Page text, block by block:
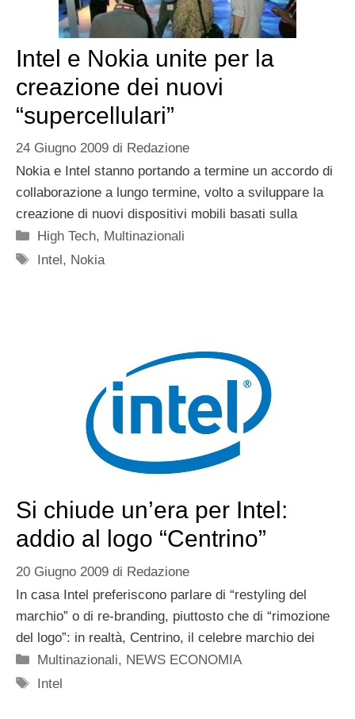
Intel e Nokia unite per la
creazione dei nuovi
“supercellulari”
24 Giugno 2009 di Redazione
Nokia e Intel stanno portando a termine un accordo di
collaborazione a lungo termine, volto a sviluppare la
creazione di nuovi dispositivi mobili basati sulla
Categorie
High Tech, Multinazionali
Tag
Intel , Nokia
Si chiude un’era per Intel:
addio al logo “Centrino”
20 Giugno 2009 di Redazione
In casa Intel preferiscono parlare di “restyling del
marchio” o di re-branding, piuttosto che di “rimozione
del logo”: in realtà, Centrino, il celebre marchio dei
Categorie
Multinazionali, NEWS ECONOMIA
Tag
Intel